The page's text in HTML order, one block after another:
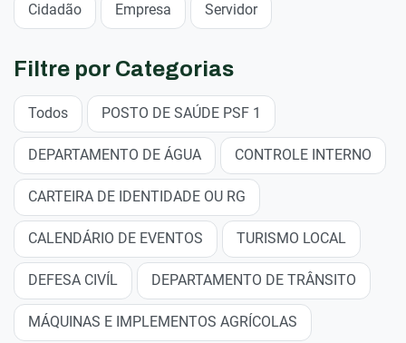
Cidadão Empresa Servidor
Filtre por Categorias
Todos POSTO DE SAÚDE PSF 1
DEPARTAMENTO DE ÁGUA CONTROLE INTERNO
CARTEIRA DE IDENTIDADE OU RG
CALENDÁRIO DE EVENTOS TURISMO LOCAL
DEFESA CIVÍL DEPARTAMENTO DE TRÂNSITO
MÁQUINAS E IMPLEMENTOS AGRÍCOLAS